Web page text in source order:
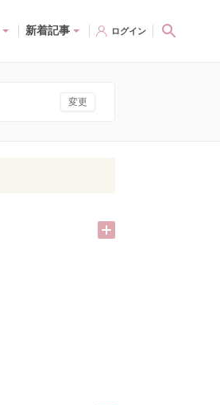
新着記事 ログイン
変更